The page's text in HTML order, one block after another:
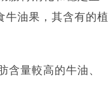
牛油果，其含有的植
含量較高的牛油、